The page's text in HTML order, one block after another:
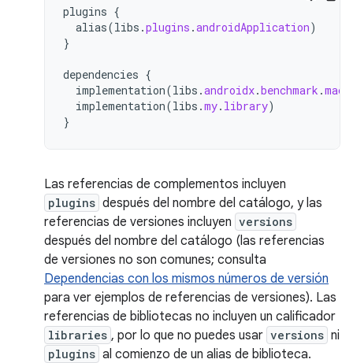
plugins {
alias(libs .plugins .androidApplication)
}
dependencies {
implementation(libs .androidx.benchmark .
implementation(libs .my. library)
}
Las referencias de complementos incluyen
plugins después del nombre del catálogo, y las
referencias de versiones incluyen versions
después del nombre del catálogo (las referencias
de versiones no son comunes; consulta
Dependencias con los mismos números de versión
para ver ejemplos de referencias de versiones). Las
referencias de bibliotecas no incluyen un calificador
libraries , por lo que no puedes usar versions ni
plugins al comienzo de un alias de biblioteca.